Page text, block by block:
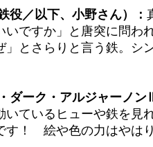
役／以下、小野さん）：
いですか」と唐突に問わ
」とさらりと言う鉄。シ
ダーク・アルジャーノ
いているヒューや鉄を見
す！ 絵や色の力はやは